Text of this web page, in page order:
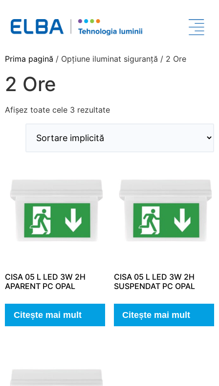
Prima pagină / Opțiune iluminat siguranță / 2 Ore
2 Ore
Afișez toate cele 3 rezultate
CISA 05 L LED 3W 2H
APARENT PC OPAL
Citește mai mult
CISA 05 L LED 3W 2H
SUSPENDAT PC OPAL
Citește mai mult